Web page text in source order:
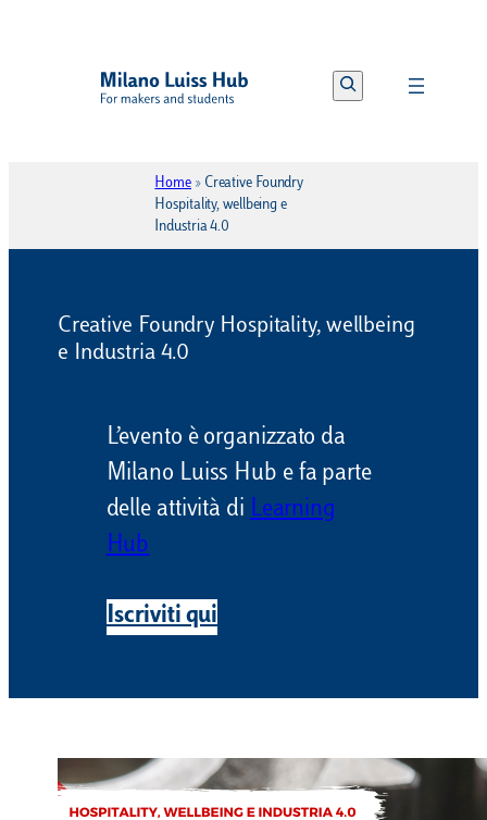
contenuto
Search
Home » Creative Foundry
Hospitality, wellbeing e
Industria 4.0
Creative Foundry Hospitality, wellbeing
e Industria 4.0
L’evento è organizzato da
Milano Luiss Hub e fa parte
delle attività di Learning
Hub
Iscriviti qui